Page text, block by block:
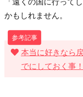
かもしれません。
本当に好きなら
でにしておく事！